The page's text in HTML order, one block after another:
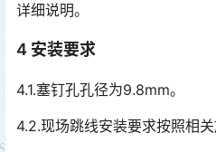
详细说明。
4 安装要求
4.1.塞钉孔孔径为9.8mm。
4.2.现场跳线安装要求按照相关